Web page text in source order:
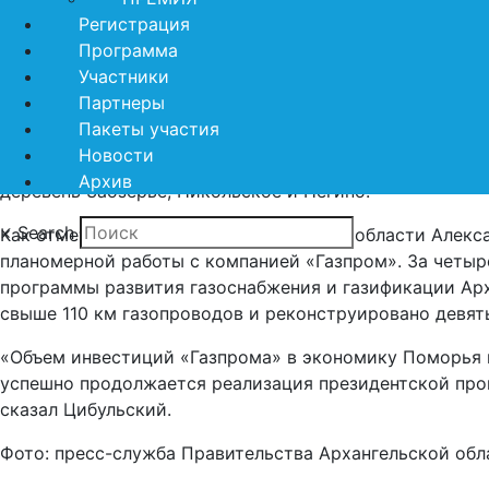
Регистрация
Программа
Участники
Партнеры
Пакеты участия
Новости
Архив
× Search
комбинат в свою очередь обеспечил перевод
использование позволит повысить эффективность
первых в России начало целенаправленно
своих производств.
С вводом в эксплуатацию газопровода также
шести населённых пунктов региона: Новодвинска,
деревень Заозерье, Никольское и Негино.
Как отметил губернатор Архангельской области
планомерной работы с компанией «Газпром». За
программы развития газоснабжения и газификации
свыше 110 км газопроводов и реконструировано
«Объем инвестиций «Газпрома» в экономику
успешно продолжается реализация президентской
сказал Цибульский.
Фото: пресс-служба Правительства Архангельской